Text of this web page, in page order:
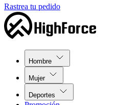
Rastrea tu pedido
Hombre
Mujer
Deportes